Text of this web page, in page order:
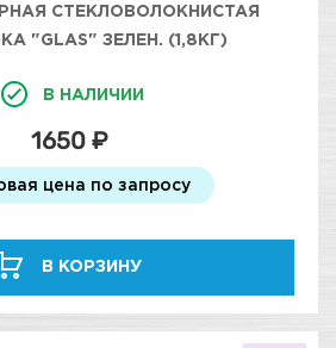
СТЕКЛОВОЛОКНИСТАЯ
"GLAS" ЗЕЛЕН. (1,8КГ)
В НАЛИЧИИ
1650 ₽
цена по запросу
В КОРЗИНУ